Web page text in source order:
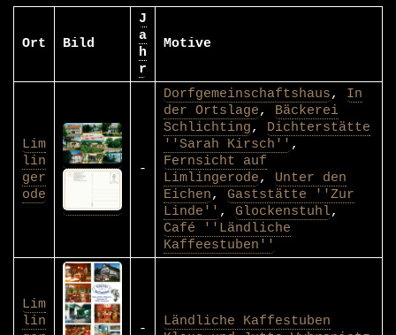
Ort Bild
J
a
h
r
Motive
Lim
lin
ger
ode
-
Dorfgemeinschaftshaus, In
der Ortslage, Bäckerei
Schlichting, Dichterstätte
''Sarah Kirsch'' ,
Fernsicht auf
Limlingerode, Unter den
Eichen, Gaststätte ''Zur
Linde'' , Glockenstuhl,
Café ''Ländliche
Kaffeestuben''
Lim
lin
-
Ländliche Kaffestuben